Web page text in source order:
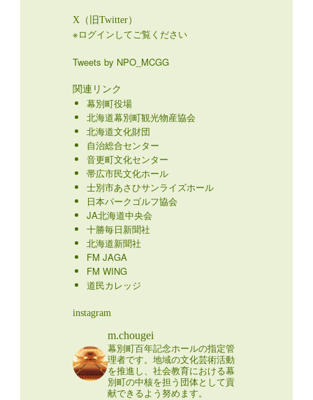
X（旧Twitter）
※ログインしてご覧ください
Tweets by NPO_MCGG
関連リンク
幕別町役場
北海道幕別町観光物産協会
北海道文化財団
自治総合センター
音更町文化センター
帯広市民文化ホール
士別市あさひサンライズホール
日本パークゴルフ協会
JA北海道中央会
十勝毎日新聞社
北海道新聞社
FM JAGA
FM WING
道民カレッジ
instagram
m.chougei
幕別町百年記念ホールの指定管
理者です。地域の文化芸術活動
を推進し、社会教育における幕
別町の中核を担う団体として貢
献できるよう努めます。